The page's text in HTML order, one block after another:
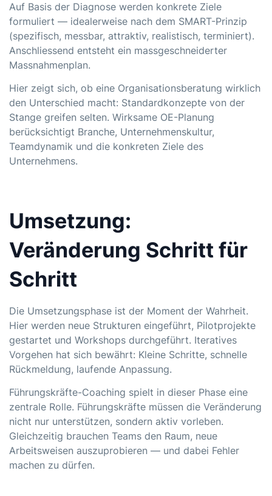
Auf Basis der Diagnose werden konkrete Ziele
formuliert — idealerweise nach dem SMART-Prinzip
(spezifisch, messbar, attraktiv, realistisch, terminiert).
Anschliessend entsteht ein massgeschneiderter
Massnahmenplan.
Hier zeigt sich, ob eine Organisationsberatung wirklich
den Unterschied macht: Standardkonzepte von der
Stange greifen selten. Wirksame OE-Planung
berücksichtigt Branche, Unternehmenskultur,
Teamdynamik und die konkreten Ziele des
Unternehmens.
Umsetzung:
Veränderung Schritt für
Schritt
Die Umsetzungsphase ist der Moment der Wahrheit.
Hier werden neue Strukturen eingeführt, Pilotprojekte
gestartet und Workshops durchgeführt. Iteratives
Vorgehen hat sich bewährt: Kleine Schritte, schnelle
Rückmeldung, laufende Anpassung.
Führungskräfte-Coaching spielt in dieser Phase eine
zentrale Rolle. Führungskräfte müssen die Veränderung
nicht nur unterstützen, sondern aktiv vorleben.
Gleichzeitig brauchen Teams den Raum, neue
Arbeitsweisen auszuprobieren — und dabei Fehler
machen zu dürfen.